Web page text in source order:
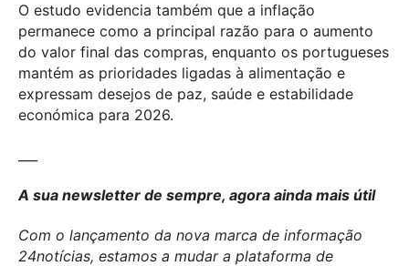
O estudo evidencia também que a inflação
permanece como a principal razão para o aumento
do valor final das compras, enquanto os portugueses
mantém as prioridades ligadas à alimentação e
expressam desejos de paz, saúde e estabilidade
económica para 2026.
A sua newsletter de sempre, agora ainda mais útil
Com o lançamento da nova marca de informação
24notícias, estamos a mudar a plataforma de